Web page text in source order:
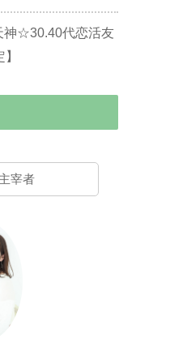
神☆30.40代恋活友
宰者